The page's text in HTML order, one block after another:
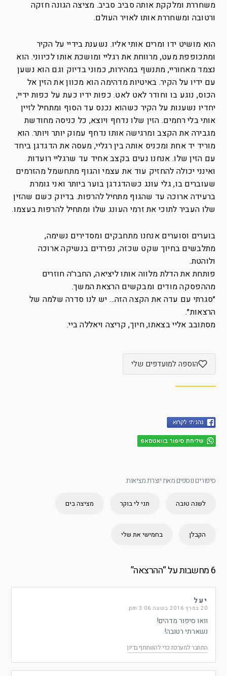
משחררת ומלקקת אותה סביב סביב. מציצה הגונה חזקה
ורטובה ומשחררת אותו לאויר העולם.
הוא מושיט ידו ומרים אותי אליו. נשענת בידיי על הקיר
ומתכופפת מעט, מרווחת את רגליי ומושכת אותו לכיווני. הוא
נצמד מאחוריי, מתנשף במהירות, כמוני בדיוק וגם הוא נשען
עם ידיו על הקיר. באיטיות מדהימה הוא מכוון את הזין אל
הכוס, נוגע בו וחודר לאט לאט. כפות ידיו כעת על כפות ידיי,
יחדיו נשענות על הקיר כשהוא נכנס עד הסוף ומתחיל לזיין
אותי בלי רחמים. הזין שלו נדחף ויוצא, כל כניסה מחודשת
מגבירה את הקצב ומרגישה אותו נדחף עמוק יותר ויותר. הוא
מוריד יד אחת ומכניס אותה בין רגליי, מעסה את הדגדגן ביחד
עם הזין שלו. אנחנו נעים בקצב אחיד עד שרגליי רועדות
ואינני יכולה להחזיק עוד את עצמי והגוף מתחשמל מהזרמים
שעוברים בו, גלי עונג כשהדגדגן בוער ביותר ואני גומרת
ברעידה ארוכה עד שהגוף מתחיל להרפות. בדיוק כשם שהזין
שלו העביר לתוכי את זרמי העונג שלו ומתחיל להרפות בעצמו.
בוערים וסוערים אנחנו מתחבקים ומסדירים נשימה,
מתלבשים בחיוך שקט שכזה, נפרדים בנשיקה ארוכה
ולוהטת.
פותחת את הדלת מלווה אותו ליציאה, החבר׳ה חוזרים
מההפסקה מודים ומבקשים הרצאת המשך.
״סגרתי עם עדה את הקצה הזה… יש לנו סדרה שלמה של
הרצאות״.
מסתובב אליי בצאתו, חיוך, קריצה ויאללה ביי.
הוספה למועדפים שלי
סיפורים נוספים מאת יוצרת מציאות:
לשנה טובה תני לי בוקר מציצה בים
הקבלן בחמישי את שלי
6 מחשבות על “ ההרצאה”
יעל
20 במרץ 2016 בשעה 3:06 pm
וואו סיפור מדהים!
נשארתי רטובה!
התחבר למערכת כדי להשתתף בדיון